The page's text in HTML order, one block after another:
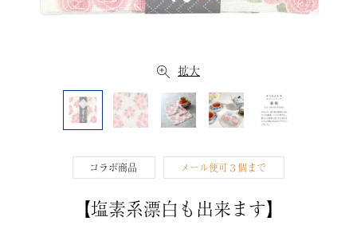
拡大
コラボ商品 メール便可３個まで
【塩素系漂白も出来ます】